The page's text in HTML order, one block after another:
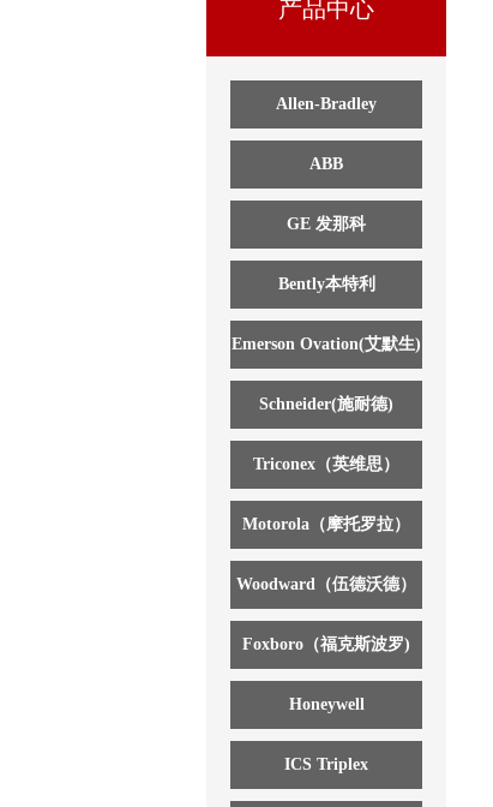
产品中心
Allen-Bradley
ABB
GE 发那科
Bently本特利
Emerson Ovation(艾默生)
Schneider(施耐德)
Triconex（英维思）
Motorola（摩托罗拉）
Woodward（伍德沃德）
Foxboro（福克斯波罗)
Honeywell
ICS Triplex